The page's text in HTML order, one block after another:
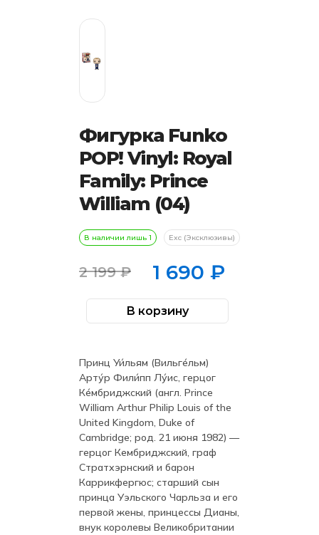
Фигурка Funko
POP! Vinyl: Royal
Family: Prince
William (04)
В наличии лишь 1 Exc (Эксклюзивы)
2 199₽
Первоначальная
цена
составляла
199 ₽.
1 690 ₽
Текущая
цена:
Количество
товара
Vinyl:
Royal
Family:
Prince
William
(04)
В корзину
Принц Уи́льям (Вильге́льм)
Арту́р Фили́пп Лу́ис, герцог
Ке́мбриджский (англ. Prince
William Arthur Philip Louis of the
United Kingdom, Duke of
Cambridge; род. 21 июня 1982) —
герцог Кембриджский, граф
Стратхэрнский и барон
Каррикфергюс; старший сын
принца Уэльского Чарльза и его
первой жены, принцессы Дианы,
внук королевы Великобритании